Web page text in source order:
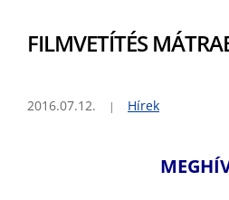
FILMVETÍTÉS
2016.07.12. Hírek